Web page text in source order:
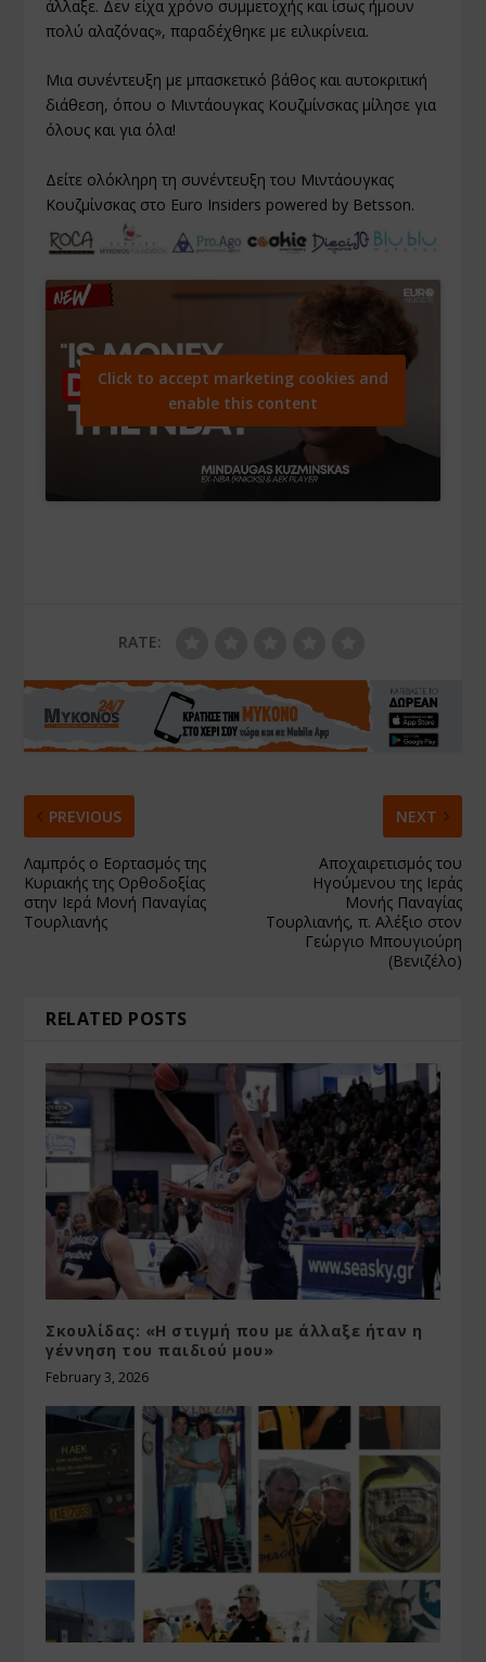
άλλαξε. Δεν είχα χρόνο συμμετοχής και ίσως ήμουν
πολύ αλαζόνας», παραδέχθηκε με ειλικρίνεια.
Μια συνέντευξη με μπασκετικό βάθος και αυτοκριτική
διάθεση, όπου ο Μιντάουγκας Κουζμίνσκας μίλησε για
όλους και για όλα!
Δείτε ολόκληρη τη συνέντευξη του Μιντάουγκας
Κουζμίνσκας στο Euro Insiders powered by Betsson.
Click to accept marketing cookies and
enable this content
RATE:
PREVIOUS
Λαμπρός ο Εορτασμός της
Κυριακής της Ορθοδοξίας
στην Ιερά Μονή Παναγίας
Τουρλιανής
NEXT
Αποχαιρετισμός του
Ηγούμενου της Ιεράς
Μονής Παναγίας
Τουρλιανής, π. Αλέξιο στον
Γεώργιο Μπουγιούρη
(Βενιζέλο)
RELATED POSTS
Σκουλίδας: «Η στιγμή που με άλλαξε ήταν η
γέννηση του παιδιού μου»
February 3, 2026